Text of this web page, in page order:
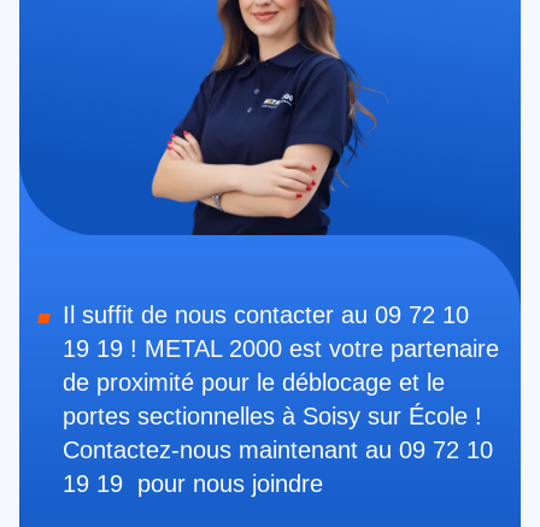
Il suffit de nous contacter au 09 72 10
19 19 ! METAL 2000 est votre partenaire
de proximité pour le déblocage et le
portes sectionnelles à Soisy sur École !
Contactez-nous maintenant au 09 72 10
19 19 pour nous joindre